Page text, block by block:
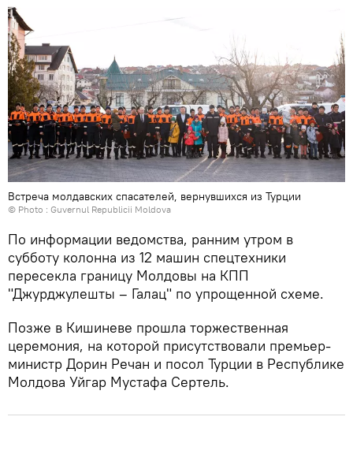
Встреча молдавских спасателей, вернувшихся из Турции
© Photo : Guvernul Republicii Moldova
По информации ведомства, ранним утром в
субботу колонна из 12 машин спецтехники
пересекла границу Молдовы на КПП
"Джурджулешты – Галац" по упрощенной схеме.
Позже в Кишиневе прошла торжественная
церемония, на которой присутствовали премьер-
министр Дорин Речан и посол Турции в Республике
Молдова Уйгар Мустафа Сертель.